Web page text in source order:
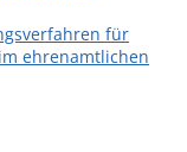
für
ehrenamtlichen